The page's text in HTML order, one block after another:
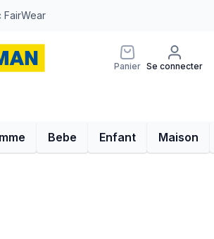
Panier Se connecter
Bebe Enfant Maison